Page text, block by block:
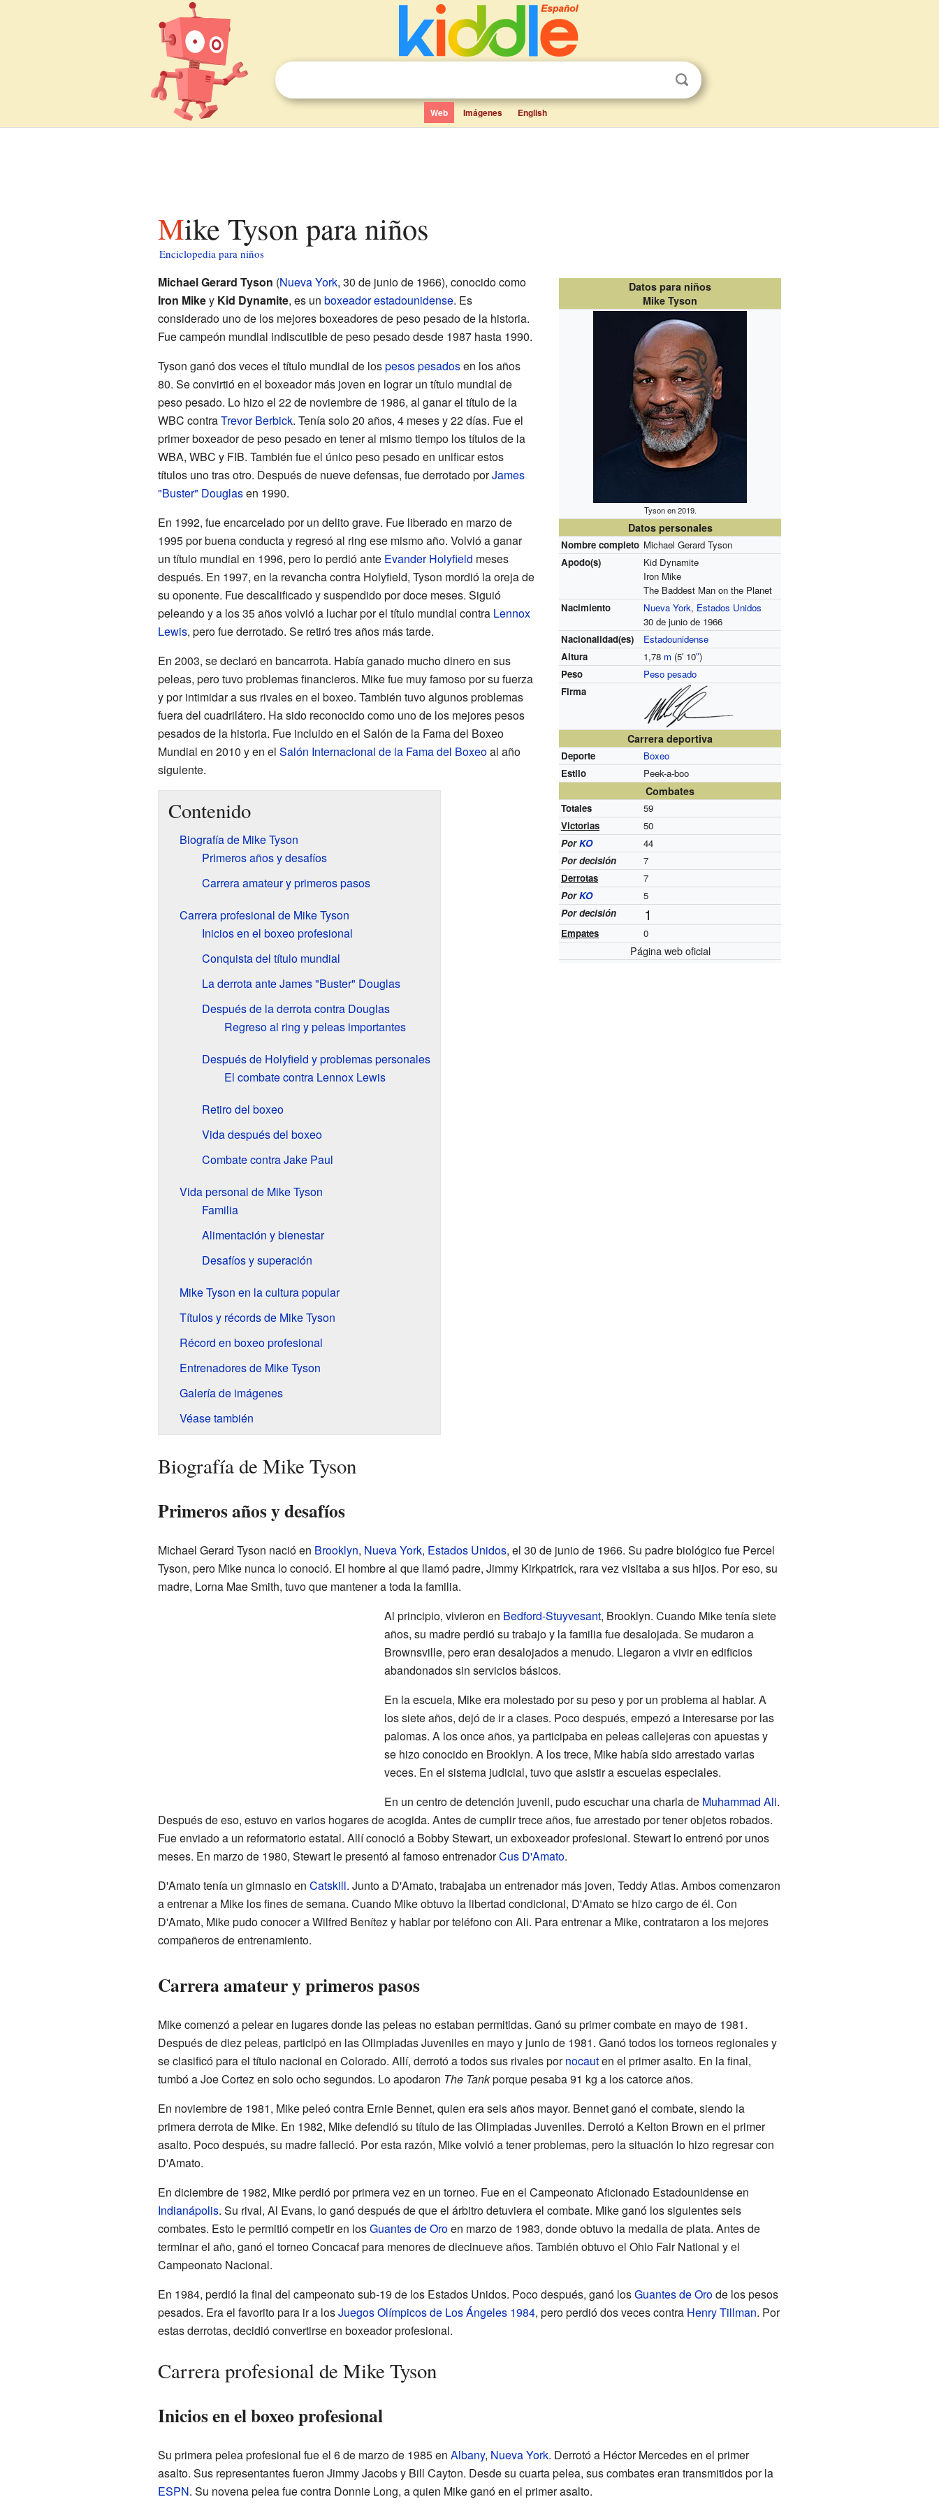
Web Imágenes English
Mike Tyson para niños
Enciclopedia para niños
Datos para niños
Mike Tyson
Tyson en 2019.
Datos personales
Nombre completo Michael Gerard Tyson
Apodo(s)
Kid Dynamite
Iron Mike
The Baddest Man on the Planet
Nacimiento
Nueva York, Estados Unidos
30 de junio de 1966
Nacionalidad(es)
Estadounidense
Altura
1,78 m (5′ 10″)
Peso
Peso pesado
Firma
Carrera deportiva
Deporte
Boxeo
Estilo
Peek-a-boo
Combates
Totales
59
Victorias
50
PorKO
44
Por decisión
7
Derrotas
7
PorKO
5
Por decisión
1
Empates 0
Página web oficial
Michael Gerard Tyson (Nueva York, 30 de junio de 1966), conocido como
Iron Mikey Kid Dynamite, es un boxeadorestadounidense. Es
considerado uno de los mejores boxeadores de peso pesado de la historia.
Fue campeón mundial indiscutible de peso pesado desde 1987 hasta 1990.
Tyson ganó dos veces el título mundial de lospesos pesadosen los años
80. Se convirtió en el boxeador más joven en lograr un título mundial de
peso pesado. Lo hizo el 22 de noviembre de 1986, al ganar el título de la
WBC contraTrevor Berbick. Tenía solo 20 años, 4 meses y 22 días. Fue el
primer boxeador de peso pesado en tener al mismo tiempo los títulos de la
WBA, WBC y FIB. También fue el único peso pesado en unificar estos
títulos uno tras otro. Después de nueve defensas, fue derrotado porJames
"Buster" Douglasen 1990.
En 1992, fue encarcelado por un delito grave. Fue liberado en marzo de
1995 por buena conducta y regresó al ring ese mismo año. Volvió a ganar
un título mundial en 1996, pero lo perdió ante Evander Holyfield meses
después. En 1997, en la revancha contra Holyfield, Tyson mordió la oreja de
su oponente. Fue descalificado y suspendido por doce meses. Siguió
peleando y a los 35 años volvió a luchar por el título mundial contra Lennox
Lewis, pero fue derrotado. Se retiró tres años más tarde.
En 2003, se declaró en bancarrota. Había ganado mucho dinero en sus
peleas, pero tuvo problemas financieros. Mike fue muy famoso por su fuerza
y por intimidar a sus rivales en el boxeo. También tuvo algunos problemas
fuera del cuadrilátero. Ha sido reconocido como uno de los mejores pesos
pesados de la historia. Fue incluido en el Salón de la Fama del Boxeo
Mundial en 2010 y en el Salón Internacional de la Fama del Boxeoal año
siguiente.
Contenido
Biografía de Mike Tyson
Primeros años y desafíos
Carrera amateur y primeros pasos
Carrera profesional de Mike Tyson
Inicios en el boxeo profesional
Conquista del título mundial
La derrota ante James "Buster" Douglas
Después de la derrota contra Douglas
Regreso al ring y peleas importantes
Después de Holyfield y problemas personales
El combate contra Lennox Lewis
Retiro del boxeo
Vida después del boxeo
Combate contra Jake Paul
Vida personal de Mike Tyson
Familia
Alimentación y bienestar
Desafíos y superación
Mike Tyson en la cultura popular
Títulos y récords de Mike Tyson
Récord en boxeo profesional
Entrenadores de Mike Tyson
Galería de imágenes
Véase también
Biografía de Mike Tyson
Primeros años y desafíos
Michael Gerard Tyson nació en Brooklyn, Nueva York, Estados Unidos, el 30 de junio de 1966. Su padre biológico fue Percel
Tyson, pero Mike nunca lo conoció. El hombre al que llamó padre, Jimmy Kirkpatrick, rara vez visitaba a sus hijos. Por eso, su
madre, Lorna Mae Smith, tuvo que mantener a toda la familia.
Al principio, vivieron en Bedford-Stuyvesant, Brooklyn. Cuando Mike tenía siete
años, su madre perdió su trabajo y la familia fue desalojada. Se mudaron a
Brownsville, pero eran desalojados a menudo. Llegaron a vivir en edificios
abandonados sin servicios básicos.
En la escuela, Mike era molestado por su peso y por un problema al hablar. A
los siete años, dejó de ir a clases. Poco después, empezó a interesarse por las
palomas. A los once años, ya participaba en peleas callejeras con apuestas y
se hizo conocido en Brooklyn. A los trece, Mike había sido arrestado varias
veces. En el sistema judicial, tuvo que asistir a escuelas especiales.
En un centro de detención juvenil, pudo escuchar una charla de Muhammad Ali.
Después de eso, estuvo en varios hogares de acogida. Antes de cumplir trece años, fue arrestado por tener objetos robados.
Fue enviado a un reformatorio estatal. Allí conoció a Bobby Stewart, un exboxeador profesional. Stewart lo entrenó por unos
meses. En marzo de 1980, Stewart le presentó al famoso entrenadorCus D'Amato.
D'Amato tenía un gimnasio en Catskill. Junto a D'Amato, trabajaba un entrenador más joven, Teddy Atlas. Ambos comenzaron
a entrenar a Mike los fines de semana. Cuando Mike obtuvo la libertad condicional, D'Amato se hizo cargo de él. Con
D'Amato, Mike pudo conocer a Wilfred Benítez y hablar por teléfono con Ali. Para entrenar a Mike, contrataron a los mejores
compañeros de entrenamiento.
Carrera amateur y primeros pasos
Mike comenzó a pelear en lugares donde las peleas no estaban permitidas. Ganó su primer combate en mayo de 1981.
Después de diez peleas, participó en las Olimpiadas Juveniles en mayo y junio de 1981. Ganó todos los torneos regionales y
se clasificó para el título nacional en Colorado. Allí, derrotó a todos sus rivales pornocauten el primer asalto. En la final,
tumbó a Joe Cortez en solo ocho segundos. Lo apodaron The Tankporque pesaba 91 kg a los catorce años.
En noviembre de 1981, Mike peleó contra Ernie Bennet, quien era seis años mayor. Bennet ganó el combate, siendo la
primera derrota de Mike. En 1982, Mike defendió su título de las Olimpiadas Juveniles. Derrotó a Kelton Brown en el primer
asalto. Poco después, su madre falleció. Por esta razón, Mike volvió a tener problemas, pero la situación lo hizo regresar con
D'Amato.
En diciembre de 1982, Mike perdió por primera vez en un torneo. Fue en el Campeonato Aficionado Estadounidense en
Indianápolis. Su rival, Al Evans, lo ganó después de que el árbitro detuviera el combate. Mike ganó los siguientes seis
combates. Esto le permitió competir en losGuantes de Oroen marzo de 1983, donde obtuvo la medalla de plata. Antes de
terminar el año, ganó el torneo Concacaf para menores de diecinueve años. También obtuvo el Ohio Fair National y el
Campeonato Nacional.
En 1984, perdió la final del campeonato sub-19 de los Estados Unidos. Poco después, ganó losGuantes de Orode los pesos
pesados. Era el favorito para ir a losJuegos Olímpicos de Los Ángeles 1984, pero perdió dos veces contra Henry Tillman. Por
estas derrotas, decidió convertirse en boxeador profesional.
Carrera profesional de Mike Tyson
Inicios en el boxeo profesional
Su primera pelea profesional fue el 6 de marzo de 1985 en Albany, Nueva York. Derrotó a Héctor Mercedes en el primer
asalto. Sus representantes fueron Jimmy Jacobs y Bill Cayton. Desde su cuarta pelea, sus combates eran transmitidos por la
ESPN. Su novena pelea fue contra Donnie Long, a quien Mike ganó en el primer asalto.